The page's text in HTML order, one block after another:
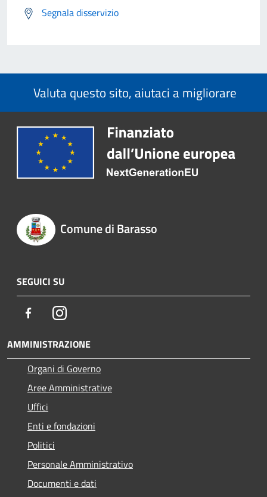
Segnala disservizio
Valuta questo sito, aiutaci a migliorare
Comune di Barasso
SEGUICI SU
FacebookInstagram
AMMINISTRAZIONE
Organi di Governo
Aree Amministrative
Uffici
Enti e fondazioni
Politici
Personale Amministrativo
Documenti e dati